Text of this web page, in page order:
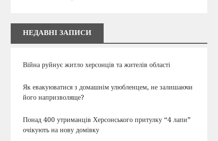
НЕДАВНІ ЗАПИСИ
Війна руйнує житло херсонців та жителів області
Як евакуюватися з домашнім улюбленцем, не залишаючи
його напризволяще?
Понад 400 утриманців Херсонського притулку “4 лапи”
очікують на нову домівку